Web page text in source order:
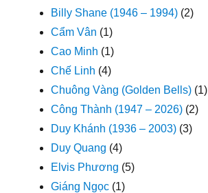
Billy Shane (1946 – 1994) (2)
Cẩm Vân (1)
Cao Minh (1)
Chế Linh (4)
Chuông Vàng (Golden Bells) (1)
Công Thành (1947 – 2026) (2)
Duy Khánh (1936 – 2003) (3)
Duy Quang (4)
Elvis Phương (5)
Giáng Ngọc (1)